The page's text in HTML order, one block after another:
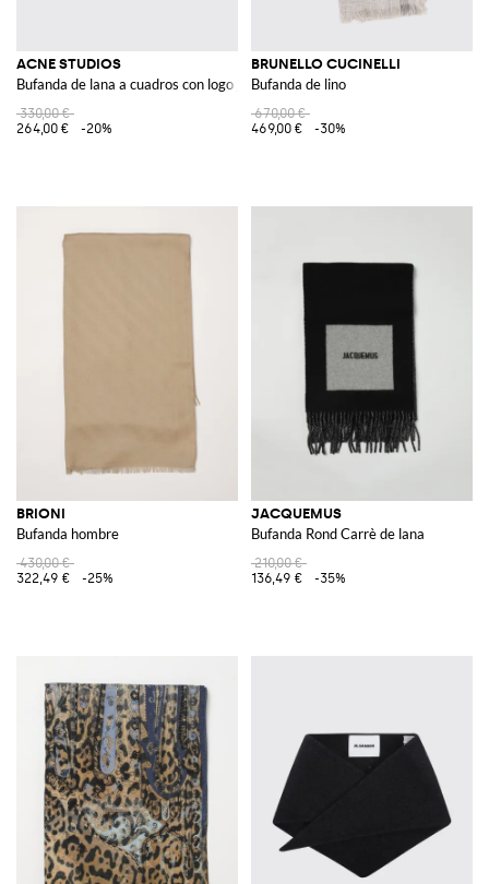
ACNE STUDIOS
Bufanda de lana a cuadros con logo jacquard y bajo desflecado
330,00 €
264,00 €
-20%
BRUNELLO CUCINELLI
Bufanda de lino
670,00 €
469,00 €
-30%
BRIONI
Bufanda hombre
430,00 €
322,49 €
-25%
JACQUEMUS
Bufanda Rond Carrè de lana
210,00 €
136,49 €
-35%